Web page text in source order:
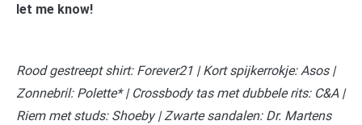
let me know!
Rood gestreept shirt: Forever21 | Kort spijkerrokje: Asos |
Zonnebril: Polette* | Crossbody tas met dubbele rits: C&A |
Riem met studs: Shoeby | Zwarte sandalen: Dr. Martens